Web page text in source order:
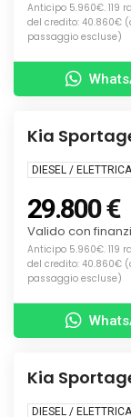
Anticipo 5.960€. 119
del credito: 40.860€
passaggio escluse)
KM0
Info
Kia Sportage
DIESEL / ELETTRICA
29.800 €
Valido con
Anticipo 5.960€. 119
del credito: 40.860€
passaggio escluse)
KM0
Info
Kia Sportage
DIESEL / ELETTRICA